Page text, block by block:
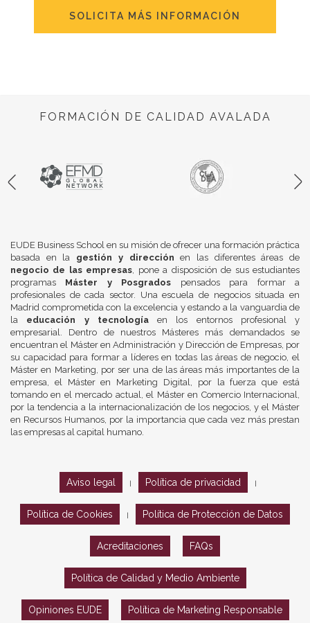
SOLICITA MÁS INFORMACIÓN
FORMACIÓN DE CALIDAD AVALADA
EUDE Business School en su misión de ofrecer una formación práctica
basada en la gestión y dirección en las diferentes áreas de
negocio de las empresas , pone a disposición de sus estudiantes
programas Máster y Posgrados pensados para formar a
profesionales de cada sector. Una escuela de negocios situada en
Madrid comprometida con la excelencia y estando a la vanguardia de
la educación y tecnologíaen los entornos profesional y
empresarial. Dentro de nuestros Másteres más demandados se
encuentran el Máster en Administración y Dirección de Empresas, por
su capacidad para formar a líderes en todas las áreas de negocio, el
Máster en Marketing, por ser una de las áreas más importantes de la
empresa, el Máster en Marketing Digital, por la fuerza que está
tomando en el mercado actual, el Máster en Comercio Internacional,
por la tendencia a la internacionalización de los negocios, y el Máster
en Recursos Humanos, por la importancia que cada vez más prestan
las empresas al capital humano.
Aviso legal Política de privacidad
Política de Cookies Política de Protección de Datos
Acreditaciones FAQs
Política de Calidad y Medio Ambiente
Opiniones EUDE Política de Marketing Responsable